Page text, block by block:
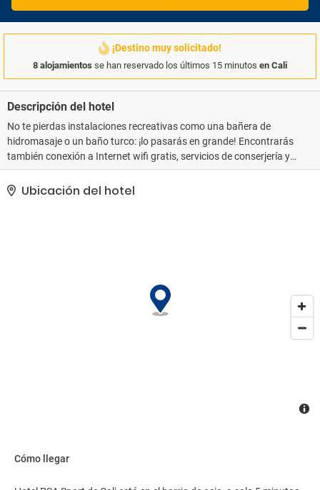
¡Destino muy solicitado!
8 alojamientos se han reservado los últimos 15 minutos en Cali
Descripción del hotel
No te pierdas instalaciones recreativas como una bañera de
hidromasaje o un baño turco: ¡lo pasarás en grande! Encontrarás
también conexión a Internet wifi gratis, servicios de conserjería y
una televisión en la zona común.. Tendrás conexión a Internet por
cable gratis, un centro de negocios y periódicos gratuitos en el
Ubicación del hotel
Cómo llegar